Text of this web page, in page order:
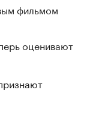
фильмом
оценивают